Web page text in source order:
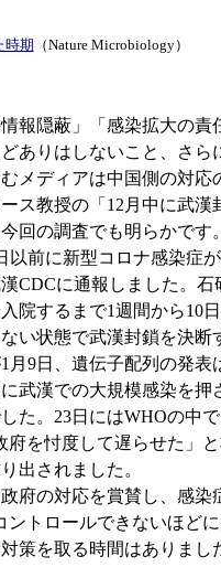
時期 （Nature Microbiology）
隠蔽」「感染拡大の
ありはしないこと、さ
メディアは中国側の対
ス教授の「12月中に武
回の調査でも明らかです。
前に新型コロナ感染症
CDCに通報しました。
院するまで1週間から10
い状態で武漢封鎖を決
9日、遺伝子配列の発
武漢での大規模感染を
た。23日にはWHOの中
を忖度して遅らせた」
出されました。
府の対応を賞賛し、感
トロールできないほど
策を取る時間はありま